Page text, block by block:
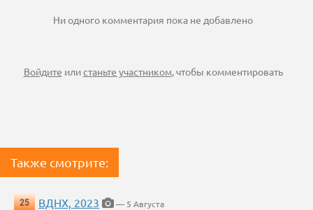
Ни одного комментария пока не добавлено
Войдите илистаньте участником, чтобы комментировать
Также смотрите:
25 ВДНХ, 2023
— 5 Августа